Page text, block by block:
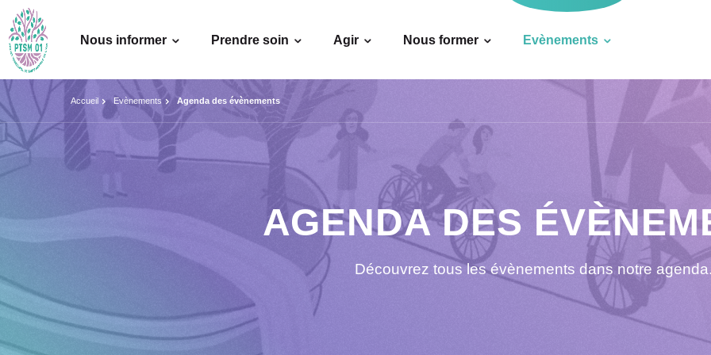
Nous informer Prendre soin Agir Nous former Evènements
Accueil Evènements Agenda des évènements
AGENDA DES
Découvrez tous les évènements dans notre